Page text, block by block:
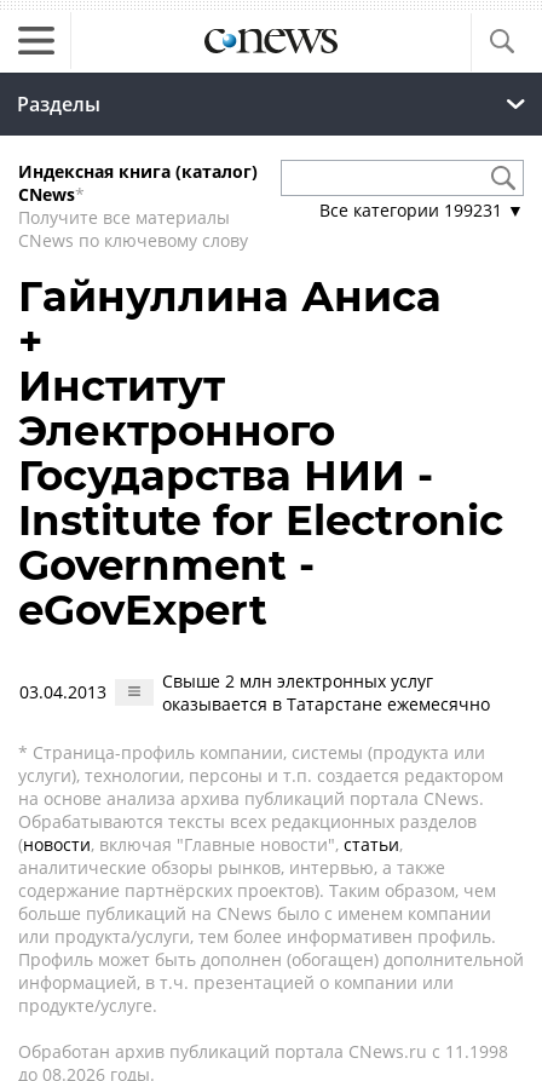
Разделы
Индексная книга (каталог)
CNews*
Получите все материалы
CNews по ключевому слову
Все категории 199231 ▼
Гайнуллина Аниса
+
Институт
Электронного
Государства НИИ -
Institute for Electronic
Government -
eGovExpert
03.04.2013
Свыше 2 млн электронных услуг
оказывается в Татарстане ежемесячно
* Страница-профиль компании, системы (продукта или
услуги), технологии, персоны и т.п. создается редактором
на основе анализа архива публикаций портала CNews.
Обрабатываются тексты всех редакционных разделов
(новости, включая "Главные новости", статьи,
аналитические обзоры рынков, интервью, а также
содержание партнёрских проектов). Таким образом, чем
больше публикаций на CNews было с именем компании
или продукта/услуги, тем более информативен профиль.
Профиль может быть дополнен (обогащен) дополнительной
информацией, в т.ч. презентацией о компании или
продукте/услуге.
Обработан архив публикаций портала CNews.ru c 11.1998
до 08.2026 годы.